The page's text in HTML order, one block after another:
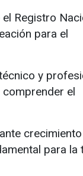
Registro
para el
y
el
crecimiento
para la